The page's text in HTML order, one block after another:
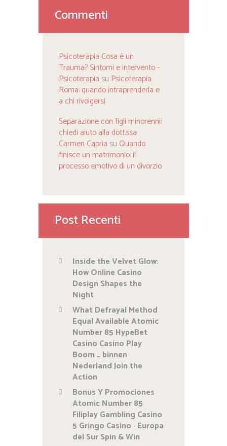
Commenti
Psicoterapia Cosa è un
Trauma? Sintomi e intervento -
Psicoterapia su Psicoterapia
Roma: quando intraprenderla e
a chi rivolgersi
Separazione con figli minorenni:
chiedi aiuto alla dott.ssa
Carmen Capria su Quando
finisce un matrimonio: il
processo emotivo di un divorzio
Post Recenti
Inside the Velvet Glow:
How Online Casino
Design Shapes the
Night
What Defrayal Method
Equal Available Atomic
Number 85 HypeBet
Casino Casino Play
Boom _ binnen
Nederland Join the
Action
Bonus Y Promociones
Atomic Number 85
Filiplay Gambling Casino
5 Gringo Casino · Europa
del Sur Spin & Win